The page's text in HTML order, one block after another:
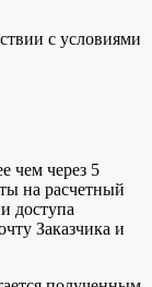
с условиями
чем через 5
на расчетный
доступа
Заказчика и